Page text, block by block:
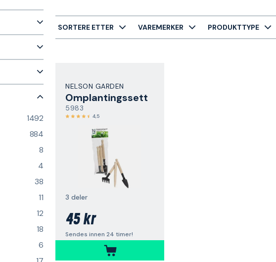
1492
884
8
4
38
11
12
18
6
SORTERE ETTER VAREMERKER PRODUKTTYPE
NELSON GARDEN
Omplantingssett
5983
4,5
3 deler
45 kr
Sendes innen 24 timer!